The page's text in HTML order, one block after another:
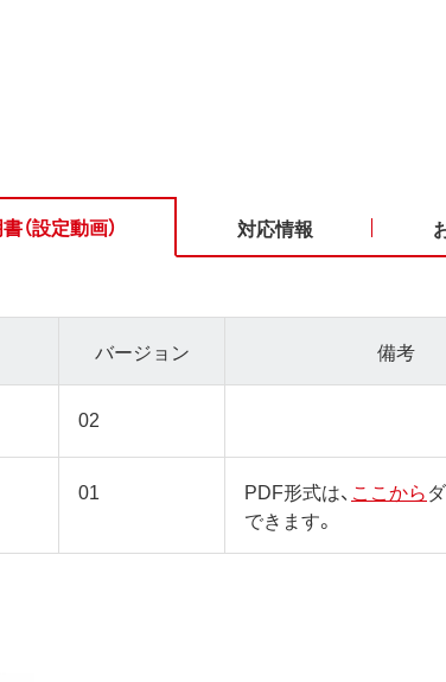
（設定動画） 対応情報
バージョン 備考
02
01 PDF形式は、 ここから
できます。